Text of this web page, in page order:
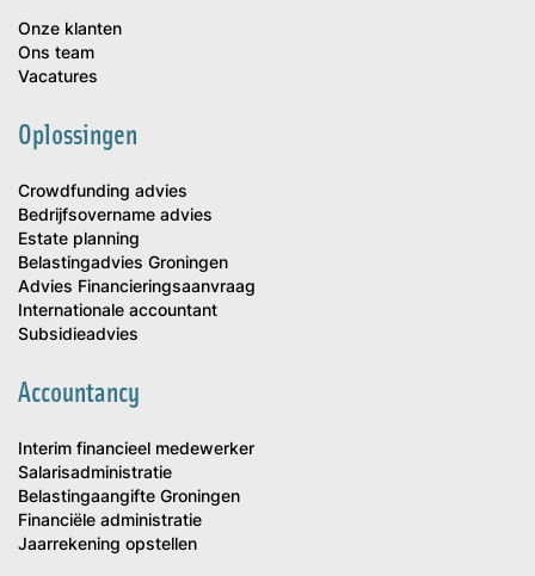
Onze klanten
Ons team
Vacatures
Oplossingen
Crowdfunding advies
Bedrijfsovername advies
Estate planning
Belastingadvies Groningen
Advies Financieringsaanvraag
Internationale accountant
Subsidieadvies
Accountancy
Interim financieel medewerker
Salarisadministratie
Belastingaangifte Groningen
Financiële administratie
Jaarrekening opstellen